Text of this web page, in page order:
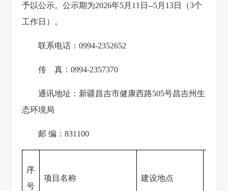
予以公示。公示期为2026年5月11日--5月13日（3个
工作日）。
联系电话：0994-2352652
传 真：0994-2357370
通讯地址：新疆昌吉市健康西路505号昌吉州生
态环境局
邮 编：831100
序
号
项目名称 建设地点